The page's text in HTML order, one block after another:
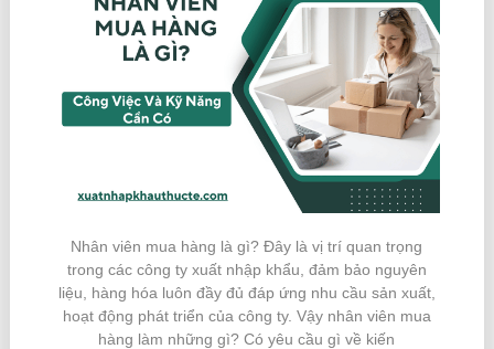
Nhân viên mua hàng là gì? Đây là vị trí quan trọng
trong các công ty xuất nhập khẩu, đảm bảo nguyên
liệu, hàng hóa luôn đầy đủ đáp ứng nhu cầu sản xuất,
hoạt động phát triển của công ty. Vậy nhân viên mua
hàng làm những gì? Có yêu cầu gì về kiến